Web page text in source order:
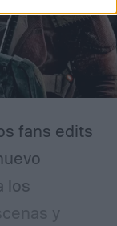
fans edits
los
y